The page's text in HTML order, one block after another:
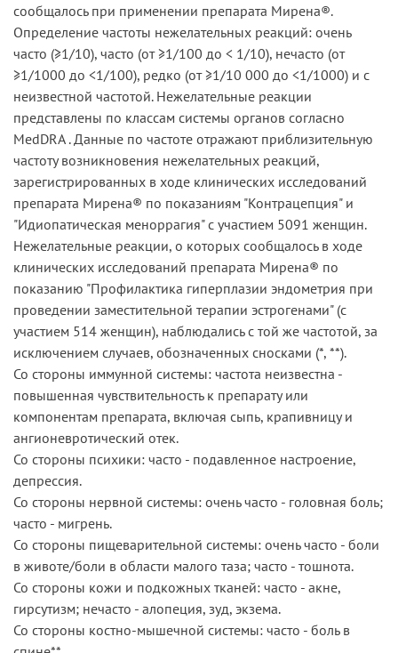
сообщалось при применении препарата Мирена®.
Определение частоты нежелательных реакций: очень
часто (≥1/10), часто (от ≥1/100 до < 1/10), нечасто (от
≥1/1000 до <1/100), редко (от ≥1/10 000 до <1/1000) и с
неизвестной частотой. Hежелательные реакции
представлены по классам системы органов согласно
MedDRA . Данные по частоте отражают приблизительную
частоту возникновения нежелательных реакций,
зарегистрированных в ходе клинических исследований
препарата Мирена® по показаниям "Контрацепция" и
"Идиопатическая меноррагия" с участием 5091 женщин.
Hежелательные реакции, о которых сообщалось в ходе
клинических исследований препарата Мирена® по
показанию "Профилактика гиперплазии эндометрия при
проведении заместительной терапии эстрогенами" (с
участием 514 женщин), наблюдались с той же частотой, за
исключением случаев, обозначенных сносками (*, **).
Со стороны иммунной системы: частота неизвестна -
повышенная чувствительность к препарату или
компонентам препарата, включая сыпь, крапивницу и
ангионевротический отек.
Со стороны психики: часто - подавленное настроение,
депрессия.
Со стороны нервной системы: очень часто - головная боль;
часто - мигрень.
Со стороны пищеварительной системы: очень часто - боли
в животе/боли в области малого таза; часто - тошнота.
Со стороны кожи и подкожных тканей: часто - акне,
гирсутизм; нечасто - алопеция, зуд, экзема.
Со стороны костно-мышечной системы: часто - боль в